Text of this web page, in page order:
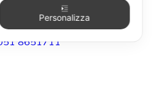
Argelato (BO) - Italy
8651711
Personalizza